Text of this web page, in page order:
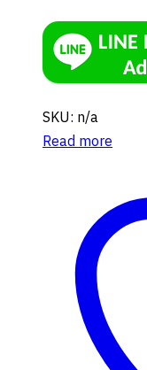
SKU: n/a
Read more